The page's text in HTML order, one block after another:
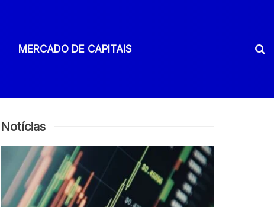
MERCADO DE CAPITAIS
Notícias